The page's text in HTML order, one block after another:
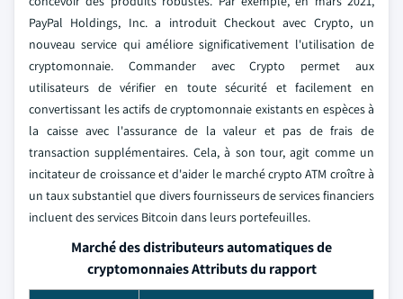
PayPal Holdings, Inc. a introduit Checkout avec Crypto, un
nouveau service qui améliore significativement l'utilisation de
cryptomonnaie. Commander avec Crypto permet aux
utilisateurs de vérifier en toute sécurité et facilement en
convertissant les actifs de cryptomonnaie existants en espèces à
la caisse avec l'assurance de la valeur et pas de frais de
transaction supplémentaires. Cela, à son tour, agit comme un
incitateur de croissance et d'aider le marché crypto ATM croître à
un taux substantiel que divers fournisseurs de services financiers
incluent des services Bitcoin dans leurs portefeuilles.
Marché des distributeurs automatiques de
cryptomonnaies Attributs du rapport